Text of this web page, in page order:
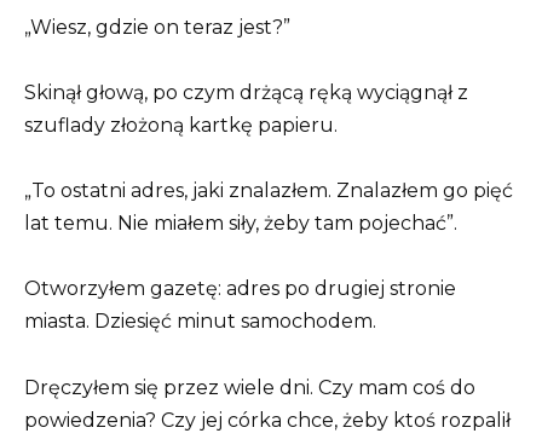
„Wiesz, gdzie on teraz jest?”
Skinął głową, po czym drżącą ręką wyciągnął z
szuflady złożoną kartkę papieru.
„To ostatni adres, jaki znalazłem. Znalazłem go pięć
lat temu. Nie miałem siły, żeby tam pojechać”.
Otworzyłem gazetę: adres po drugiej stronie
miasta. Dziesięć minut samochodem.
Dręczyłem się przez wiele dni. Czy mam coś do
powiedzenia? Czy jej córka chce, żeby ktoś rozpalił